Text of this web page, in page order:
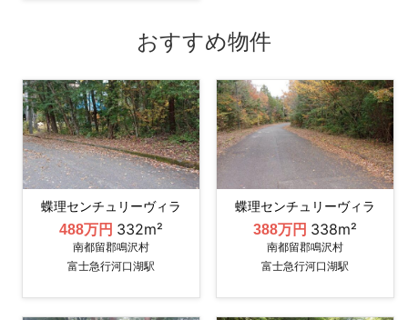
おすすめ物件
蝶理センチュリーヴィラ
488万円 332m²
南都留郡鳴沢村
富士急行河口湖駅
蝶理センチュリーヴィラ
388万円 338m²
南都留郡鳴沢村
富士急行河口湖駅